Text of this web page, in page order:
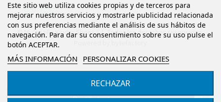
Añadir al carrito
Este sitio web utiliza cookies propias y de terceros para
mejorar nuestros servicios y mostrarle publicidad relacionada
con sus preferencias mediante el análisis de sus hábitos de
navegación. Para dar su consentimiento sobre su uso pulse el
botón ACEPTAR.
MÁS INFORMACIÓN PERSONALIZAR COOKIES
RECHAZAR
© Mi Castillo Kinder Shoes S.L. Todos los derechos reservados.